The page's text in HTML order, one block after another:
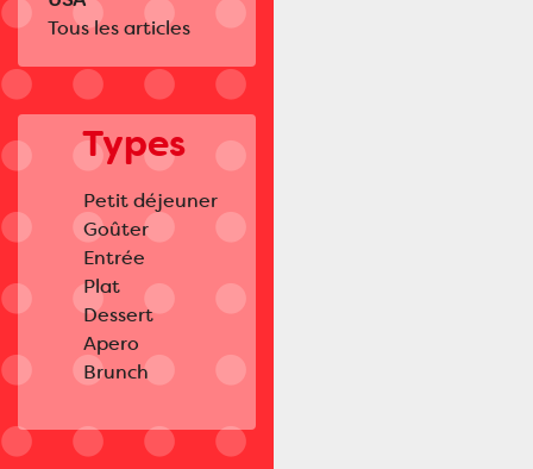
Tous les articles
Types
Petit déjeuner
Goûter
Entrée
Plat
Dessert
Apero
Brunch